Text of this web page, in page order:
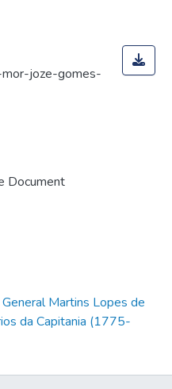
joze-gomes-
Document
Martins Lopes de
da Capitania (1775-